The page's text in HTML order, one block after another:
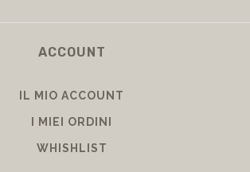
ACCOUNT
IL MIO ACCOUNT
I MIEI ORDINI
WHISHLIST